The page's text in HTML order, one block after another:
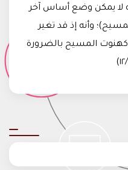
لا يمكن وضع أساس آخر
وأنه إذ قد تغير
المسيح بالضرورة